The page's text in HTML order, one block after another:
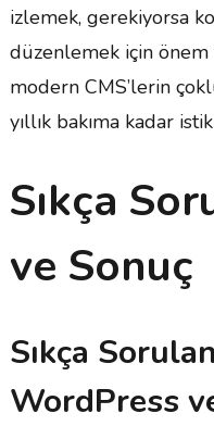
izlemek, gerekiyorsa
düzenlemek için önem
modern CMS’lerin
yıllık bakıma kadar
Sıkça
ve Sonuç
Sıkça
WordPress